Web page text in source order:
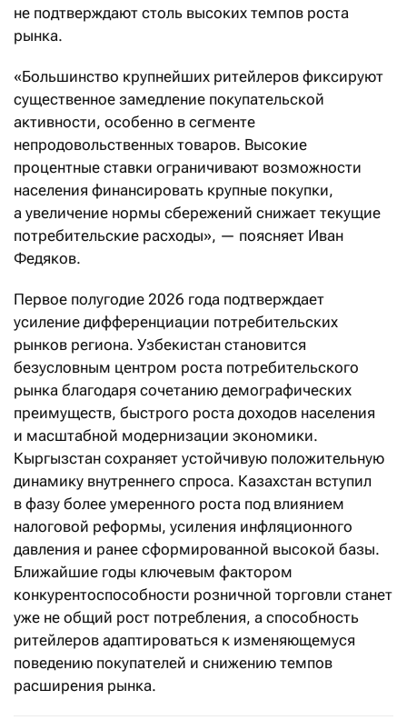
не подтверждают столь высоких темпов роста
рынка.
«Большинство крупнейших ритейлеров фиксируют
существенное замедление покупательской
активности, особенно в сегменте
непродовольственных товаров. Высокие
процентные ставки ограничивают возможности
населения финансировать крупные покупки,
а увеличение нормы сбережений снижает текущие
потребительские расходы», — поясняет Иван
Федяков.
Первое полугодие 2026 года подтверждает
усиление дифференциации потребительских
рынков региона. Узбекистан становится
безусловным центром роста потребительского
рынка благодаря сочетанию демографических
преимуществ, быстрого роста доходов населения
и масштабной модернизации экономики.
Кыргызстан сохраняет устойчивую положительную
динамику внутреннего спроса. Казахстан вступил
в фазу более умеренного роста под влиянием
налоговой реформы, усиления инфляционного
давления и ранее сформированной высокой базы.
Ближайшие годы ключевым фактором
конкурентоспособности розничной торговли станет
уже не общий рост потребления, а способность
ритейлеров адаптироваться к изменяющемуся
поведению покупателей и снижению темпов
расширения рынка.